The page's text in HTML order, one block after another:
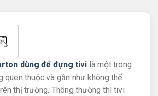
dùng để đựng tivi là một trong
quen thuộc và gần như không thể
thị trường. Thông thường thì tivi